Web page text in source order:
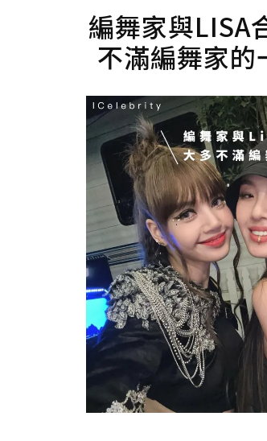
編舞家與LISA
不滿編舞家的